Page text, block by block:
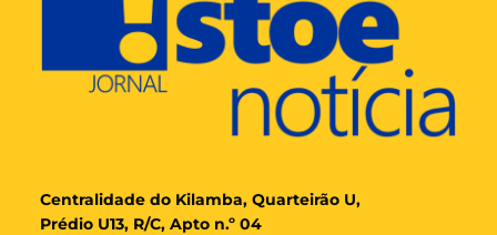
Centralidade do Kilamba, Quarteirão U,
Prédio U13, R/C, Apto n.º 04